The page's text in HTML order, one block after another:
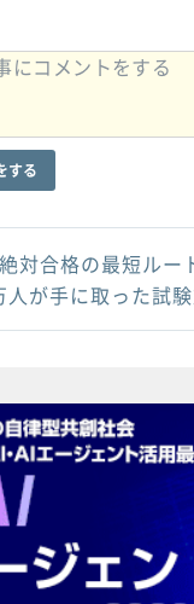
する
対合格の最短ルー
人が手に取った試